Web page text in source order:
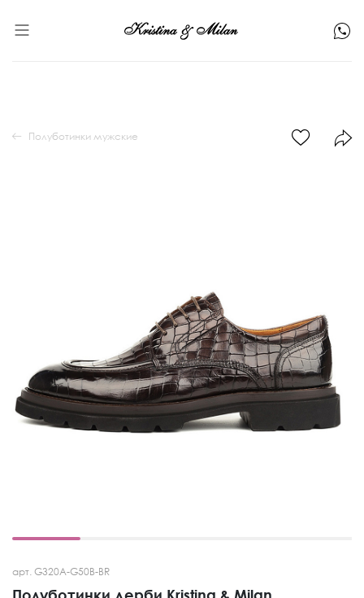
арт. G320A-G50B-BR
Полуботинки мужские